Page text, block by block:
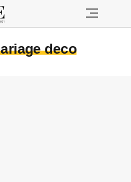
deco